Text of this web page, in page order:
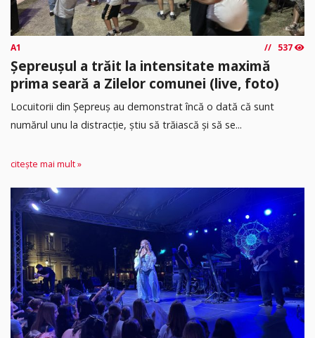
A1 537
Șepreușul a trăit la intensitate maximă
prima seară a Zilelor comunei (live, foto)
Locuitorii din Șepreuș au demonstrat încă o dată că sunt
numărul unu la distracție, știu să trăiască și să se...
citește mai mult »